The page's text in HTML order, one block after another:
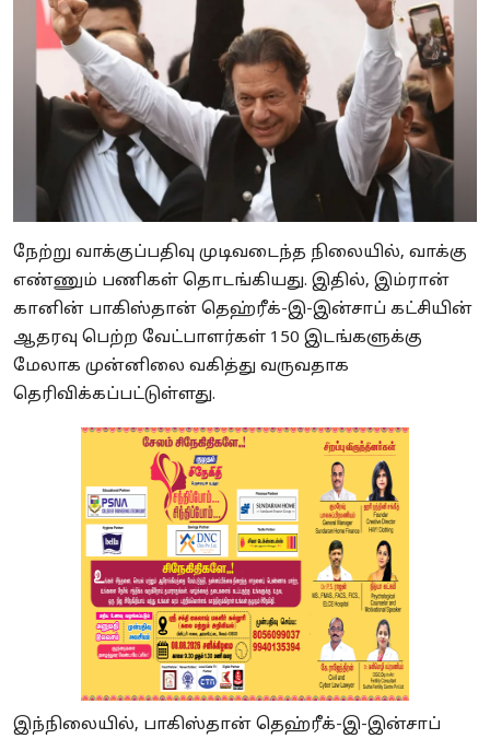
நேற்று வாக்குப்பதிவு முடிவடைந்த நிலையில், வாக்கு
எண்ணும் பணிகள் தொடங்கியது. இதில், இம்ரான்
கானின் பாகிஸ்தான் தெஹ்ரீக்-இ-இன்சாப் கட்சியின்
ஆதரவு பெற்ற வேட்பாளர்கள் 150 இடங்களுக்கு
மேலாக முன்னிலை வகித்து வருவதாக
தெரிவிக்கப்பட்டுள்ளது.
இந்நிலையில், பாகிஸ்தான் தெஹ்ரீக்-இ-இன்சாப்